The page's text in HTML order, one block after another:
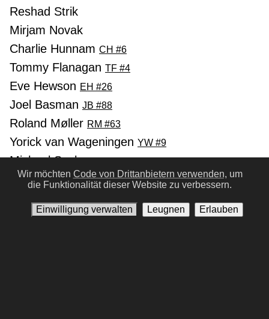
Reshad Strik
Mirjam Novak
Charlie Hunnam CH #6
Tommy Flanagan TF #4
Eve Hewson EH #26
Joel Basman JB #88
Roland Møller RM #63
Yorick van Wageningen YW #9
Michael Socha
Luka PerošLP #102
Vorherige Nächste
Wir möchten Code von Drittanbietern verwenden, um
die Funktionalität dieser Website zu verbessern.
Einwilligung verwalten Leugnen Erlauben